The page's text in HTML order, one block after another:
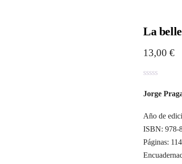
La
13,00€
a
r
d
o
c
o
Jorge
Año de
ISBN: 978-
Páginas: 114